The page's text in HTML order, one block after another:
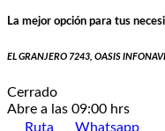
La mejor opción para tus
EL GRANJERO 7243, OASIS
Cerrado
Abre a las 09:00 hrs
Ruta
Whatsapp